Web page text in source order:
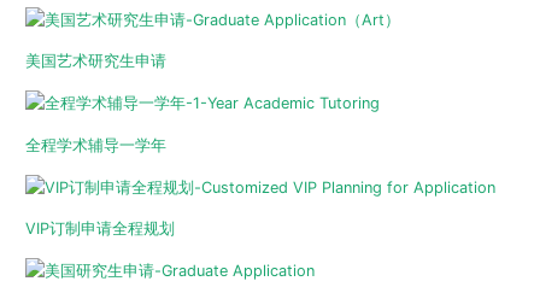
美国艺术研究生申请
全程学术辅导一学年
VIP订制申请全程规划